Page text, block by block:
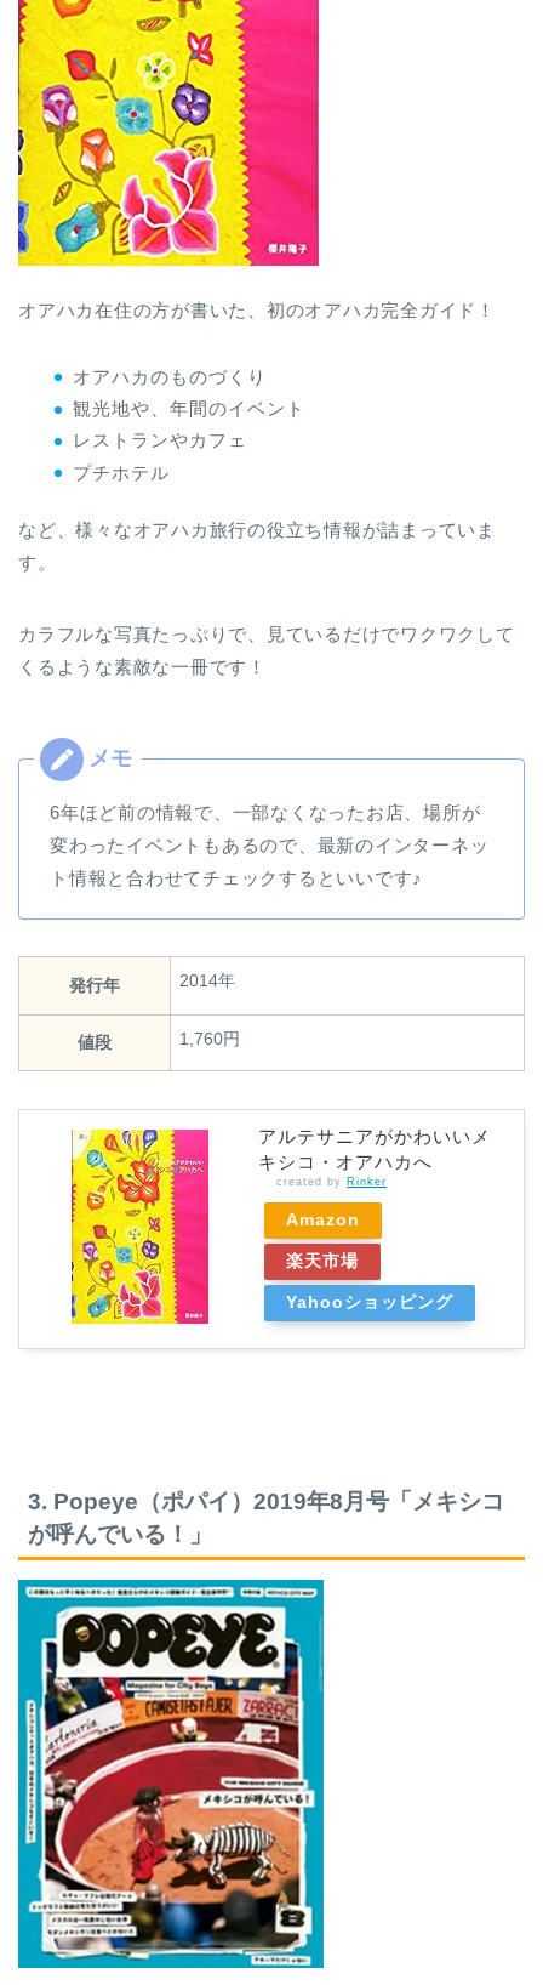
オアハカ在住の方が書いた、初のオアハカ完全ガイド！
オアハカのものづくり
観光地や、年間のイベント
レストランやカフェ
プチホテル
など、様々なオアハカ旅行の役立ち情報が詰まっていま
す。
カラフルな写真たっぷりで、見ているだけでワクワクして
くるような素敵な一冊です！
6年ほど前の情報で、一部なくなったお店、場所が
変わったイベントもあるので、最新のインターネッ
ト情報と合わせてチェックするといいです♪
発行年 2014年
値段 1,760円
アルテサニアがかわいいメ
キシコ・オアハカへ
created by Rinker
Amazon
楽天市場
Yahooショッピング
3. Popeye（ポパイ）2019年8月号「メキシコ
が呼んでいる！」